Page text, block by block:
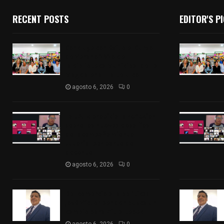
RECENT POSTS
agosto 6, 2026 0
agosto 6, 2026 0
EDITOR'S